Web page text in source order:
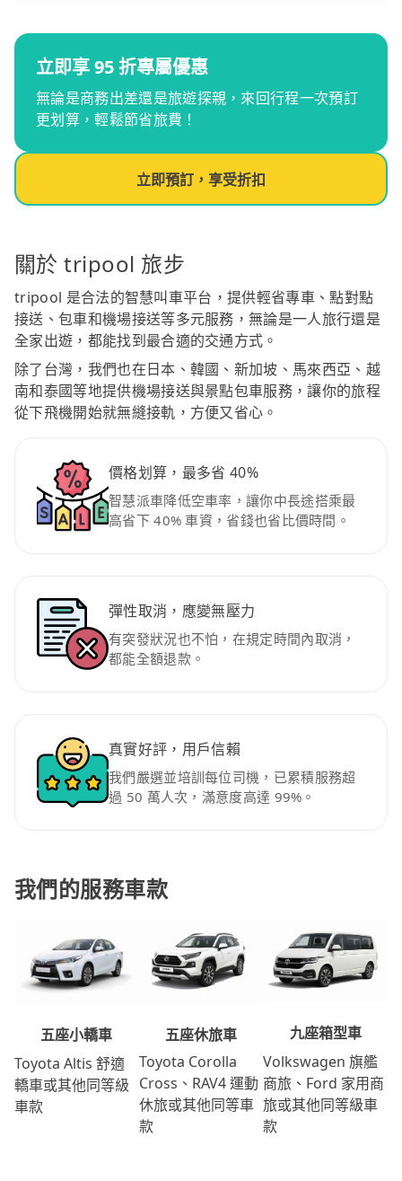
立即享 95 折專屬優惠
無論是商務出差還是旅遊探親，來回行程一次預訂
更划算，輕鬆節省旅費！
立即預訂，享受折扣
關於 tripool 旅步
tripool 是合法的智慧叫車平台，提供輕省專車、點對點
接送、包車和機場接送等多元服務，無論是一人旅行還是
全家出遊，都能找到最合適的交通方式。
除了台灣，我們也在日本、韓國、新加坡、馬來西亞、越
南和泰國等地提供機場接送與景點包車服務，讓你的旅程
從下飛機開始就無縫接軌，方便又省心。
價格划算，最多省 40%
智慧派車降低空車率，讓你中長途搭乘最
高省下 40% 車資，省錢也省比價時間。
彈性取消，應變無壓力
有突發狀況也不怕，在規定時間內取消，
都能全額退款。
真實好評，用戶信賴
我們嚴選並培訓每位司機，已累積服務超
過 50 萬人次，滿意度高達 99%。
我們的服務車款
五座小轎車
Toyota Altis 舒適
轎車或其他同等級
車款
五座休旅車
Toyota Corolla
Cross、RAV4 運動
休旅或其他同等車
款
九座箱型車
Volkswagen 旗艦
商旅、Ford 家用商
旅或其他同等級車
款